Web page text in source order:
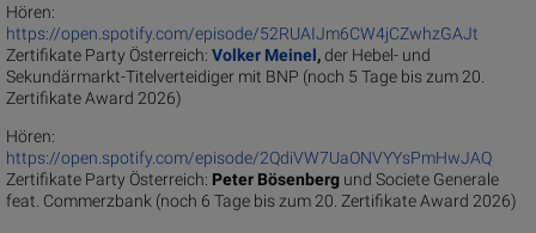
Hören:
https://open.spotify.com/episode/52RUAIJm6CW4jCZwhzGAJt
Zertifikate Party Österreich: Volker Meinel,der Hebel- und
Sekundärmarkt-Titelverteidiger mit BNP (noch 5 Tage bis zum 20.
Zertifikate Award 2026)
Hören:
https://open.spotify.com/episode/2QdiVW7UaONVYYsPmHwJAQ
Zertifikate Party Österreich: Peter Bösenberg und Societe Generale
feat. Commerzbank (noch 6 Tage bis zum 20. Zertifikate Award 2026)